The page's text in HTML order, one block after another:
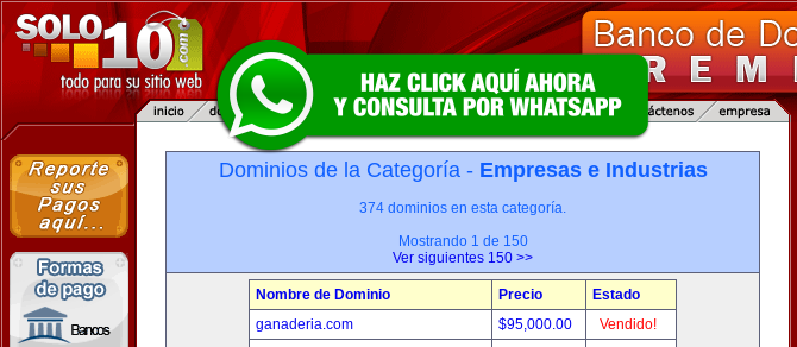
Dominios de la Categoría - Empresas e Industrias
374 dominios en esta categoría.
Mostrando 1 de 150
Ver siguientes 150 >>
Nombre de Dominio Precio
Estado
ganaderia.com
$95,000.00
Vendido!